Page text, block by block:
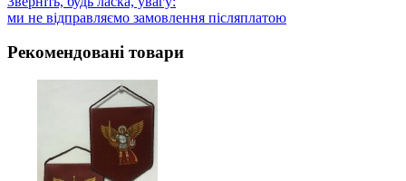
ми не відправляємо замовлення післяплатою
Рекомендовані товари